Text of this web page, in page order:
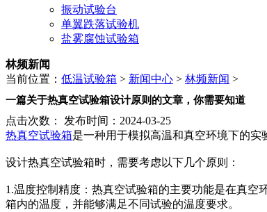
振动试验台
单翼跌落试验机
盐雾腐蚀试验箱
林频新闻
当前位置： 低温试验箱 > 新闻中心 > 林频新闻 >
一篇关于热真空试验箱设计原则的文章，你需要知道
点击次数：
发布时间：2024-03-25
热真空试验箱是一种用于模拟高温和真空环境下的实
设计热真空试验箱时，需要考虑以下几个原则：
1.温度控制精度：热真空试验箱的主要功能是在真
箱内的温度，并能够满足不同试验的温度要求。